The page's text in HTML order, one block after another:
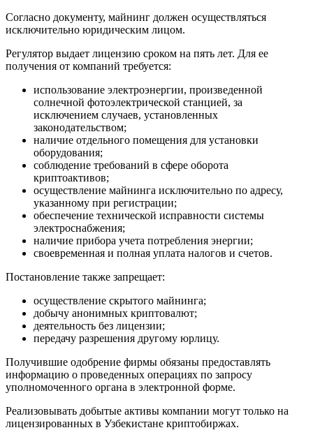
Согласно документу, майнинг должен осуществляться
исключительно юридическим лицом.
Регулятор выдает лицензию сроком на пять лет. Для ее
получения от компаний требуется:
использование электроэнергии, произведенной
солнечной фотоэлектрической станцией, за
исключением случаев, установленных
законодательством;
наличие отдельного помещения для установки
оборудования;
соблюдение требований в сфере оборота
криптоактивов;
осуществление майнинга исключительно по адресу,
указанному при регистрации;
обеспечение технической исправности системы
электроснабжения;
наличие прибора учета потребления энергии;
своевременная и полная уплата налогов и счетов.
Постановление также запрещает:
осуществление скрытого майнинга;
добычу анонимных криптовалют;
деятельность без лицензии;
передачу разрешения другому юрлицу.
Получившие одобрение фирмы обязаны предоставлять
информацию о проведенных операциях по запросу
уполномоченного органа в электронной форме.
Реализовывать добытые активы компании могут только на
лицензированных в Узбекистане криптобиржах.